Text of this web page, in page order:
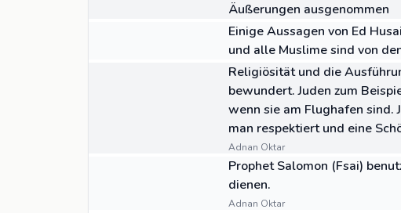
Äußerungen ausgenommen
Einige Aussagen von Ed
und alle Muslime sind von
Religiösität und die
bewundert. Juden zum
wenn sie am Flughafen sind.
man respektiert und eine
Adnan Oktar
Prophet Salomon (Fsai)
dienen.
Adnan Oktar